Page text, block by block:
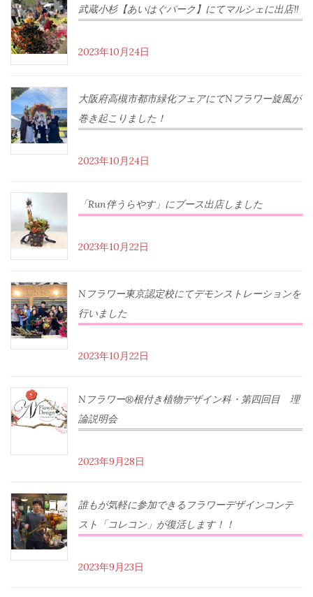
武蔵小杉【あいはぐパーク】にてマルシェに出店‼︎
2023年10月24日
大阪府高槻市都市緑化フェアにてNフラワー旋風が
巻き起こりました！
2023年10月24日
「Run伴うらやす」にブース出店しました
2023年10月22日
Nフラワー東京認定校にてデモンストレーションを
行いました
2023年10月22日
Nフラワー®根付き植物デザイン科・第四回目 理
論説明会
2023年9月28日
誰もが気軽に参加できるフラワーデザインコンテ
スト「コレコン」が復活します！！
2023年9月23日